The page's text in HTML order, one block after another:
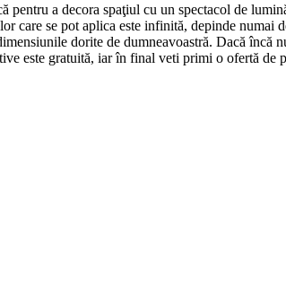
pentru a decora spaţiul cu un spectacol de
care se pot aplica este infinită, depinde numai
dorite de dumneavoastră. Dacă încă
este gratuită, iar în final veti primi o ofertă de